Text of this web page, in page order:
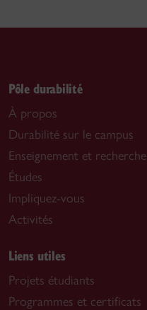
Pôle durabilité
À propos
Durabilité sur le campus
Enseignement et recherche
Études
Impliquez-vous
Activités
Liens utiles
Projets étudiants
Programmes et certificats